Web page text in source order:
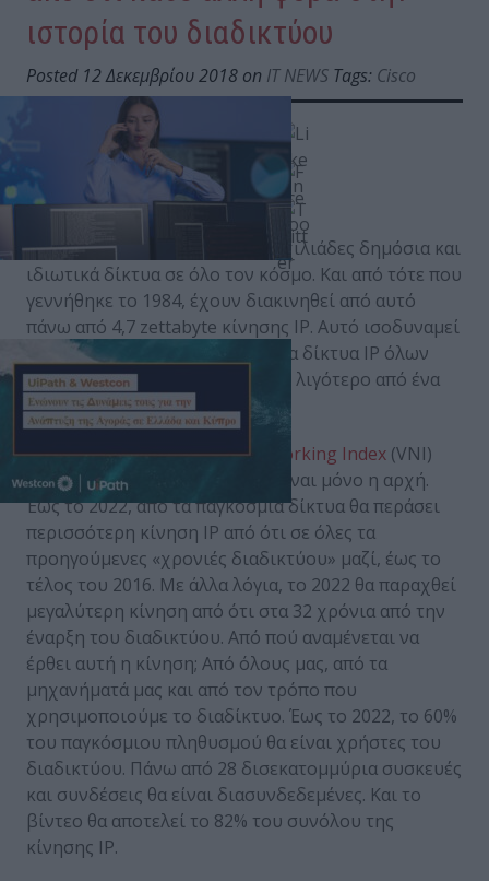
ιστορία του διαδικτύου
Posted 12 Δεκεμβρίου 2018 on IT NEWS Tags: Cisco
Το διαδίκτυο αποτελείται από χιλιάδες δημόσια και
ιδιωτικά δίκτυα σε όλο τον κόσμο. Και από τότε που
γεννήθηκε το 1984, έχουν διακινηθεί από αυτό
πάνω από 4,7 zettabyte κίνησης IP. Αυτό ισοδυναμεί
με το πέρασμα από τα παγκόσμια δίκτυα IP όλων
των ταινιών που έγιναν ποτέ σε λιγότερο από ένα
λεπτό.
Κι όμως, ο δείκτηςVisual Networking Index (VNI)
της Cisco προβλέπει ότι αυτό είναι μόνο η αρχή.
Έως το 2022, από τα παγκόσμια δίκτυα θα περάσει
περισσότερη κίνηση IP από ότι σε όλες τα
προηγούμενες «χρονιές διαδικτύου» μαζί, έως το
τέλος του 2016. Με άλλα λόγια, το 2022 θα παραχθεί
μεγαλύτερη κίνηση από ότι στα 32 χρόνια από την
έναρξη του διαδικτύου. Από πού αναμένεται να
έρθει αυτή η κίνηση; Από όλους μας, από τα
μηχανήματά μας και από τον τρόπο που
χρησιμοποιούμε το διαδίκτυο. Έως το 2022, το 60%
του παγκόσμιου πληθυσμού θα είναι χρήστες του
διαδικτύου. Πάνω από 28 δισεκατομμύρια συσκευές
και συνδέσεις θα είναι διασυνδεδεμένες. Και το
βίντεο θα αποτελεί το 82% του συνόλου της
κίνησης IP.